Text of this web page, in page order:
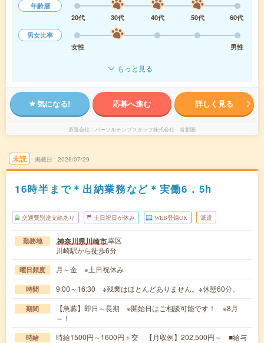
年齢層
20代
30代 40代 50代
60代
男女比率
女性
男性
もっと見る
気になる! 応募へ進む 詳しく見る
派遣会社 パーソルテンプスタッフ株式会社 首都圏
未読 掲載日 2026/07/29
16時半まで＊出納業務など＊実働6．5h
交通費別途支給あり 土日祝日が休み WEB登録OK 派遣
勤務地 神奈川県川崎市幸区
川崎駅から徒歩6分
曜日頻度 月～金 ※土日祝休み
時間 9:00～16:30 ※残業はほとんどありません。※休憩60分。
期間
【急募】即日～長期 ※開始日はご相談可能です！ ※8月
～！
時給
時給1500円～1600円＋交 【月収例】202,500円～ ■給与